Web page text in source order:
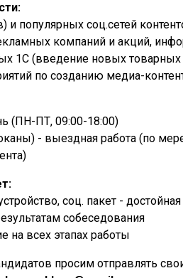
и популярных соц.сетей
компаний и акций,
1С (введение новых
по созданию медиа-
(ПН-ПТ, 09:00-18:00)
- выездная работа (по
соц. пакет -
собеседования
на всех этапах работы
просим отправлять